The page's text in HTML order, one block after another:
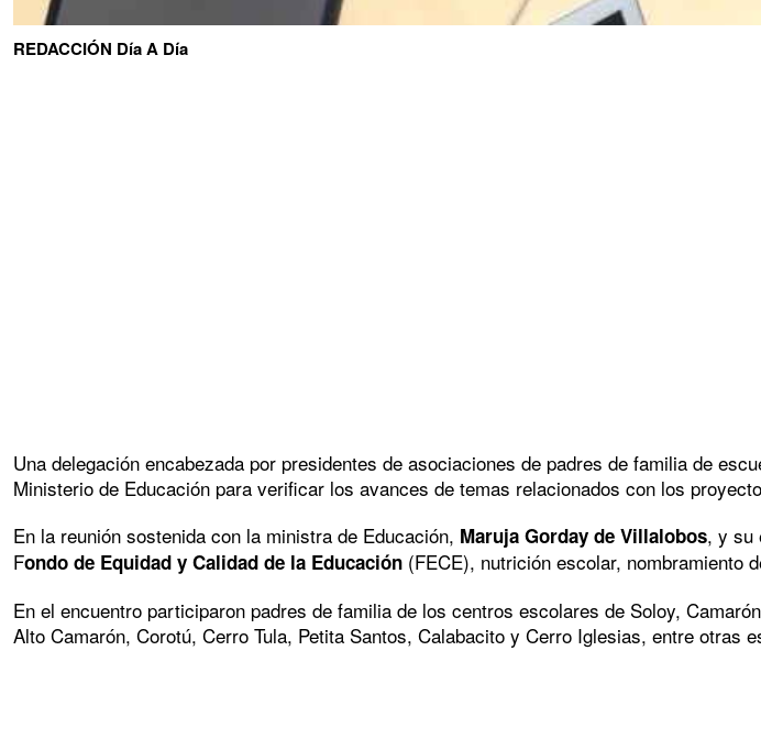
REDACCIÓN Día A Día
Una delegación encabezada por presidentes de asociaciones de padres de familia de
Ministerio de Educación para verificar los avances de temas relacionados con los
En la reunión sostenida con la ministra de Educación, Maruja Gorday de Villalobos, y su
Fondo de Equidad y Calidad de la Educación (FECE), nutrición escolar, nombramiento
En el encuentro participaron padres de familia de los centros escolares de Soloy,
Alto Camarón, Corotú, Cerro Tula, Petita Santos, Calabacito y Cerro Iglesias, entre otras